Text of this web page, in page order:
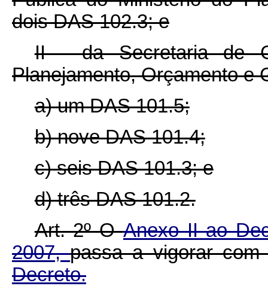
dois DAS 102.3; e
II - da Secretaria de
Planejamento, Orçamento e
a) um DAS 101.5;
b) nove DAS 101.4;
c) seis DAS 101.3; e
d) três DAS 101.2.
Art. 2º OAnexo II ao
2007,passa a vigorar
Decreto.